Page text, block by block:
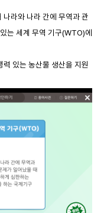
라와 나라 간에 무역과 관
는 세계 무역 기구(WTO)에
있는 농산물 생산을 지원